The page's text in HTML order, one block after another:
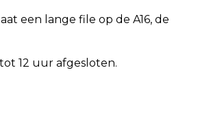
een lange file op de A16, de
12 uur afgesloten.